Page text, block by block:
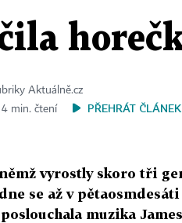
Aktuálně.cz
4 min. čtení
PŘEHRÁT ČLÁNEK
vyrostly skoro tři
se až v
muzika